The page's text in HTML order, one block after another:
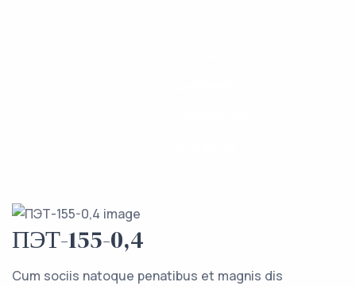
ПЭТ-155-0,4
Cum sociis natoque penatibus et magnis dis